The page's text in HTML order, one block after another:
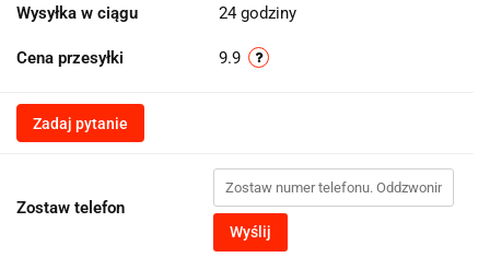
Wysyłka w ciągu 24 godziny
Cena przesyłki 9.9
Zadaj pytanie
Zostaw telefon
Wyślij